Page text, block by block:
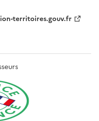
territoires.gouv.fr